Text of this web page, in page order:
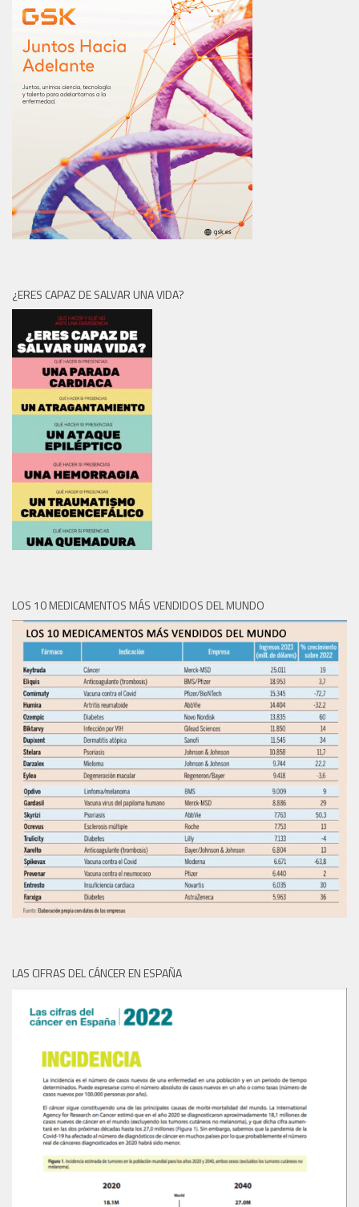
¿ERES CAPAZ DE SALVAR UNA VIDA?
LOS 10 MEDICAMENTOS MÁS VENDIDOS DEL MUNDO
LAS CIFRAS DEL CÁNCER EN ESPAÑA